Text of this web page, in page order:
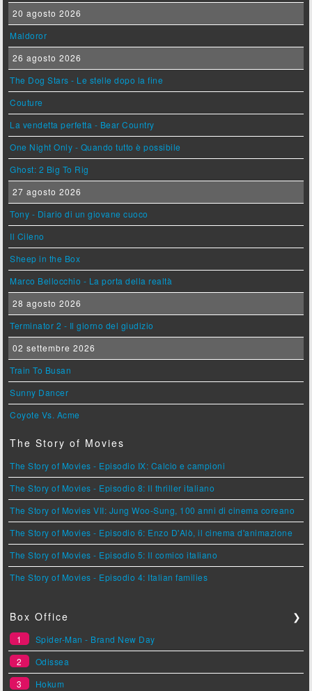
20 agosto 2026
Maldoror
26 agosto 2026
The Dog Stars - Le stelle dopo la fine
Couture
La vendetta perfetta - Bear Country
One Night Only - Quando tutto è possibile
Ghost: 2 Big To Rig
27 agosto 2026
Tony - Diario di un giovane cuoco
Il Cileno
Sheep in the Box
Marco Bellocchio - La porta della realtà
28 agosto 2026
Terminator 2 - Il giorno del giudizio
02 settembre 2026
Train To Busan
Sunny Dancer
Coyote Vs. Acme
The Story of Movies
The Story of Movies - Episodio IX: Calcio e campioni
The Story of Movies - Episodio 8: Il thriller italiano
The Story of Movies VII: Jung Woo-Sung, 100 anni di cinema coreano
The Story of Movies - Episodio 6: Enzo D'Alò, il cinema d'animazione
The Story of Movies - Episodio 5: Il comico italiano
The Story of Movies - Episodio 4: Italian families
Box Office ❯
1
Spider-Man - Brand New Day
2
Odissea
3
Hokum